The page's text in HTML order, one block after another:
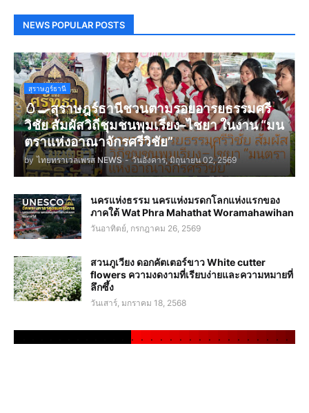
NEWS POPULAR POSTS
สุราษฎร์ธานี
🥚🍳สุราษฎร์ธานีชวนตามรอยอารยธรรมศรี
วิชัย สัมผัสวิถีชุมชนพุมเรียง–ไชยา ในงาน “มน
ตราแห่งอาณาจักรศรีวิชัย”
by ไทยทราเวลเพรส NEWS - วันอังคาร, มิถุนายน 02, 2569
นครแห่งธรรม นครแห่งมรดกโลกแห่งแรกของ
ภาคใต้ Wat Phra Mahathat Woramahawihan
วันอาทิตย์, กรกฎาคม 26, 2569
สวนภูเวียง ดอกคัตเตอร์ขาว White cutter
flowers ความงดงามที่เรียบง่ายและความหมายที่
ลึกซึ้ง
วันเสาร์, มกราคม 18, 2568
. . . . . . . . . . . . . . . . .